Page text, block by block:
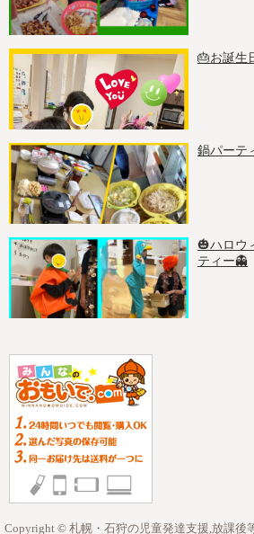
🎂お誕生
鍋パーテ
🎃ハロウ
ティー👻
Copyright © 札幌・石狩の児童発達支援,放課後